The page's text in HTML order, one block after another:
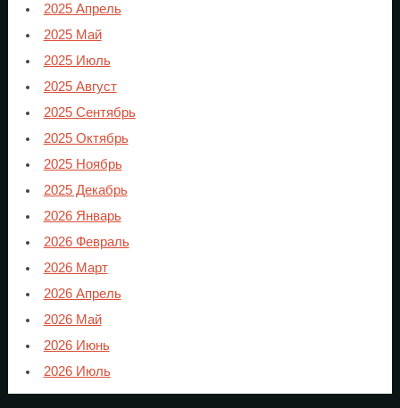
2025 Апрель
2025 Май
2025 Июль
2025 Август
2025 Сентябрь
2025 Октябрь
2025 Ноябрь
2025 Декабрь
2026 Январь
2026 Февраль
2026 Март
2026 Апрель
2026 Май
2026 Июнь
2026 Июль